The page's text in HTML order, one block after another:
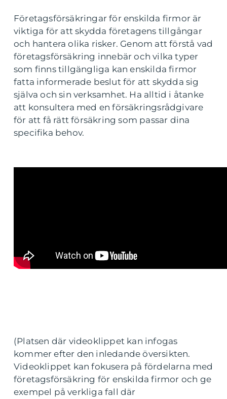
Företagsförsäkringar för enskilda firmor är
viktiga för att skydda företagens tillgångar
och hantera olika risker. Genom att förstå vad
företagsförsäkring innebär och vilka typer
som finns tillgängliga kan enskilda firmor
fatta informerade beslut för att skydda sig
själva och sin verksamhet. Ha alltid i åtanke
att konsultera med en försäkringsrådgivare
för att få rätt försäkring som passar dina
specifika behov.
(Platsen där videoklippet kan infogas
kommer efter den inledande översikten.
Videoklippet kan fokusera på fördelarna med
företagsförsäkring för enskilda firmor och ge
exempel på verkliga fall där